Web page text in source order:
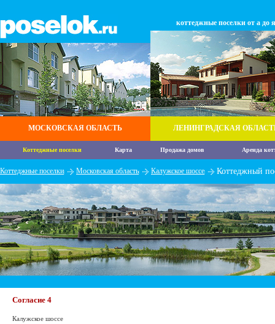
МОСКОВСКАЯ ОБЛАСТЬ
коттеджные поселки от а до я
ЛЕНИНГРАДСКАЯ
Коттеджные поселки Карта Продажа домов Аренда
Коттеджные поселки Московская область Калужское шоссе Коттеджный
Согласие 4
Калужское шоссе